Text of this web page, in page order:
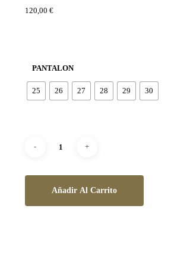
120,00 €
PANTALON
25 26 27 28 29 30
Añadir Al Carrito